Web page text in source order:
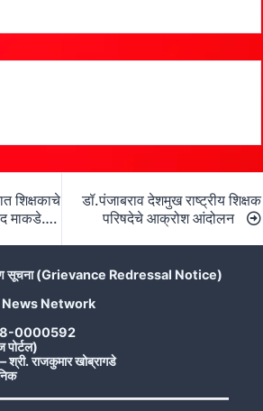
शिक्षकाचे
माकडे….
डॉ.पंजाबराव देशमुख राष्ट्रीय शिक्षक
परिषदेचे आक्रोश आंदोलन
सूचना (Grievance Redressal Notice)
News Network
0000592
पोर्टल)
राजकुमार खोब्रागडे